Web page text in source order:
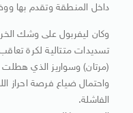
داخل المنطقة وتقدم بها
تسديدات متتالية لكرة
(مرتان) وسواريز الذي
الفاشلة.